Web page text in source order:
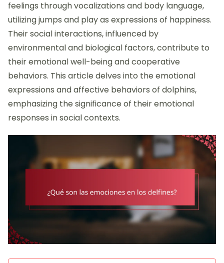
feelings through vocalizations and body language,
utilizing jumps and play as expressions of happiness.
Their social interactions, influenced by
environmental and biological factors, contribute to
their emotional well-being and cooperative
behaviors. This article delves into the emotional
expressions and affective behaviors of dolphins,
emphasizing the significance of their emotional
responses in social contexts.